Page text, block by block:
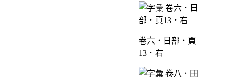
卷六．日部．頁
13．右